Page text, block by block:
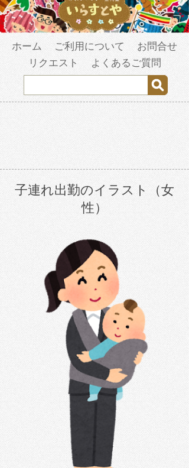
ホーム ご利用について
お問合せ
リクエスト
よくあるご質問
子連れ出勤のイラスト（女
性）